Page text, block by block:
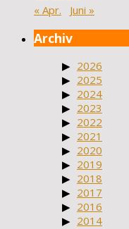
« Apr.
Juni »
Archiv
2026
2025
2024
2023
2022
2021
2020
2019
2018
2017
2016
2014